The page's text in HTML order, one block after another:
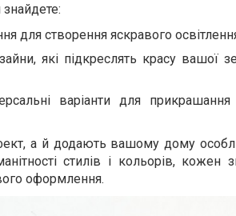
для створення яскравого
які підкреслять красу вашої
варіанти для
а й додають вашому дому
стилів і кольорів, кожен
оформлення.